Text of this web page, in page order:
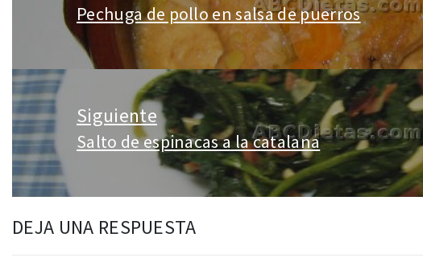
Entrada
anterior:
Pechuga de pollo en salsa de puerros
Siguiente
Entrada
siguiente:
Salto de espinacas a la catalana
DEJA UNA RESPUESTA